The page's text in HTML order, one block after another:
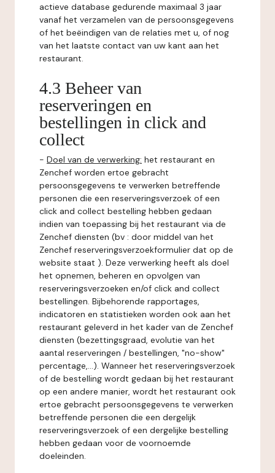
actieve database gedurende maximaal 3 jaar
vanaf het verzamelen van de persoonsgegevens
of het beëindigen van de relaties met u, of nog
van het laatste contact van uw kant aan het
restaurant.
4.3 Beheer van
reserveringen en
bestellingen in click and
collect
- Doel van de verwerking: het restaurant en
Zenchef worden ertoe gebracht
persoonsgegevens te verwerken betreffende
personen die een reserveringsverzoek of een
click and collect bestelling hebben gedaan
indien van toepassing bij het restaurant via de
Zenchef diensten (bv : door middel van het
Zenchef reserveringsverzoekformulier dat op de
website staat ). Deze verwerking heeft als doel
het opnemen, beheren en opvolgen van
reserveringsverzoeken en/of click and collect
bestellingen. Bijbehorende rapportages,
indicatoren en statistieken worden ook aan het
restaurant geleverd in het kader van de Zenchef
diensten (bezettingsgraad, evolutie van het
aantal reserveringen / bestellingen, "no-show"
percentage,...). Wanneer het reserveringsverzoek
of de bestelling wordt gedaan bij het restaurant
op een andere manier, wordt het restaurant ook
ertoe gebracht persoonsgegevens te verwerken
betreffende personen die een dergelijk
reserveringsverzoek of een dergelijke bestelling
hebben gedaan voor de voornoemde
doeleinden.